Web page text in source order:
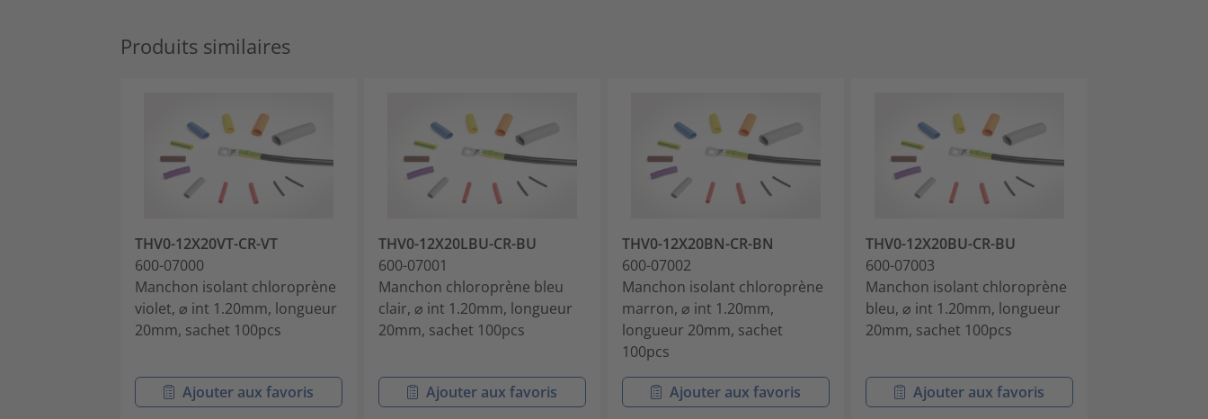
Produits similaires
THV0-12X20VT-CR-VT
600-07000
Manchon isolant chloroprène
violet, ⌀ int 1.20mm, longueur
20mm, sachet 100pcs
Ajouter aux favoris
THV0-12X20LBU-CR-BU
600-07001
Manchon chloroprène bleu
clair, ⌀ int 1.20mm, longueur
20mm, sachet 100pcs
Ajouter aux favoris
THV0-12X20BN-CR-BN
600-07002
Manchon isolant chloroprène
marron, ⌀ int 1.20mm,
longueur 20mm, sachet
100pcs
Ajouter aux favoris
THV0-12X20BU-CR-BU
600-07003
Manchon isolant chloroprène
bleu, ⌀ int 1.20mm, longueur
20mm, sachet 100pcs
Ajouter aux favoris